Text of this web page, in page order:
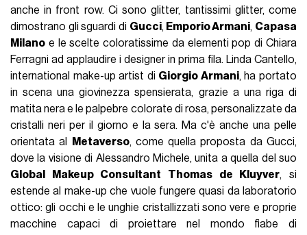
anche in front row. Ci sono glitter, tantissimi glitter, come
dimostrano gli sguardi di Gucci, Emporio Armani, Capasa
Milano e le scelte coloratissime da elementi pop di Chiara
Ferragni ad applaudire i designer in prima fila. Linda Cantello,
international make-up artist di Giorgio Armani, ha portato
in scena una giovinezza spensierata, grazie a una riga di
matita nera e le palpebre colorate di rosa, personalizzate da
cristalli neri per il giorno e la sera. Ma c'è anche una pelle
orientata al
Metaverso, come quella proposta da Gucci,
dove la visione di Alessandro Michele, unita a quella del suo
Global Makeup Consultant Thomas de Kluyver, si
estende al make-up che vuole fungere quasi da laboratorio
ottico: gli occhi e le unghie cristallizzati sono vere e proprie
macchine capaci di proiettare nel mondo fiabe di